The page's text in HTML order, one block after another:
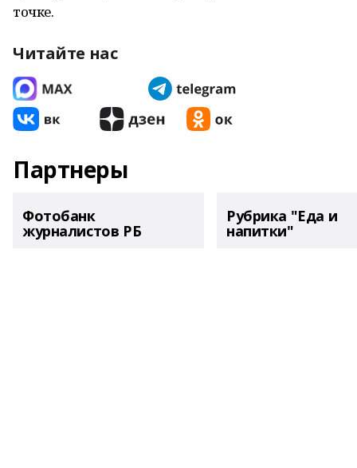
точке.
Читайте нас
Партнеры
Фотобанк
журналистов РБ
Рубрика "Еда и
напитки"